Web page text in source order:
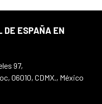
DE ESPAÑA EN
97,
06010, CDMX., México